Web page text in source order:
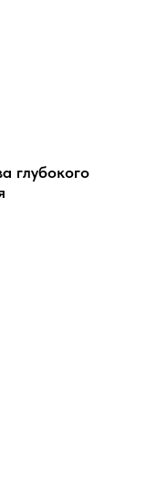
глубокого